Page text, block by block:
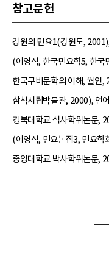
참고문헌
강원의 민요1(강원도,
(이영식, 한국민요학5, 한
한국구비문학의 이해, 월인
삼척시립박물관, 2000), 언
경북대학교 석사학위논문,
(이영식, 민요논집3, 민요학
중앙대학교 박사학위논문,